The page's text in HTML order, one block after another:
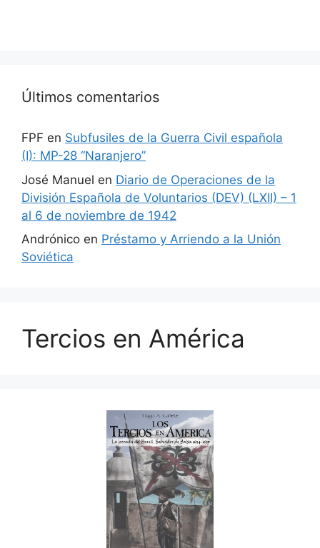
Últimos comentarios
FPF en Subfusiles de la Guerra Civil española
(I): MP-28 “Naranjero”
José Manuel en Diario de Operaciones de la
División Española de Voluntarios (DEV) (LXII) – 1
al 6 de noviembre de 1942
Andrónico en Préstamo y Arriendo a la Unión
Soviética
Tercios en América